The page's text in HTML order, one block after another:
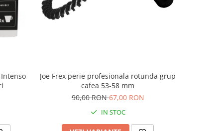
Joe Frex perie profesionala rotunda grup
cafea 53-58 mm
90,00 RON67,00 RON
IN STOC